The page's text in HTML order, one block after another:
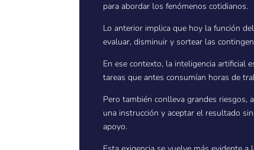
para abordar los fenómenos cotidianos.
Lo anterior implica que hoy la función
evaluar, disminuir y sortear las
En ese contexto, la inteligencia artificial
tareas que antes consumían horas de
Pero también conlleva grandes riesgos,
una instrucción y aceptar el resultado
apoyo.